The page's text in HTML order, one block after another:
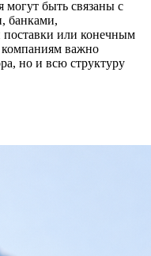
могут быть связаны с
банками,
поставки или конечным
компаниям важно
но и всю структуру